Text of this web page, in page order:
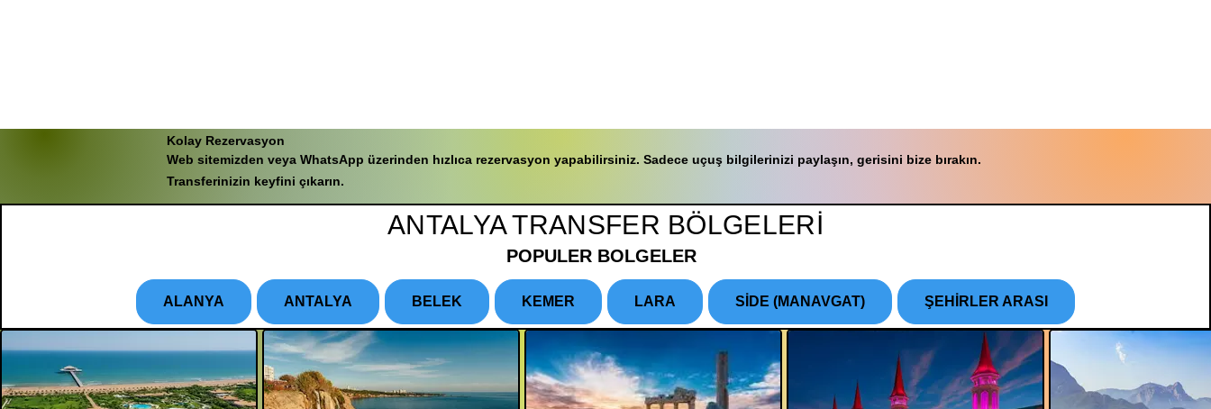
Kolay Rezervasyon
Web sitemizden veya WhatsApp üzerinden hızlıca rezervasyon yapabilirsiniz. Sadece uçuş bilgilerinizi paylaşın, gerisini bize bırakın.
Transferinizin keyfini çıkarın.
ANTALYA TRANSFER BÖLGELERİ
POPULER BOLGELER
ALANYA ANTALYA BELEK KEMER LARA SİDE (MANAVGAT) ŞEHİRLER ARASI